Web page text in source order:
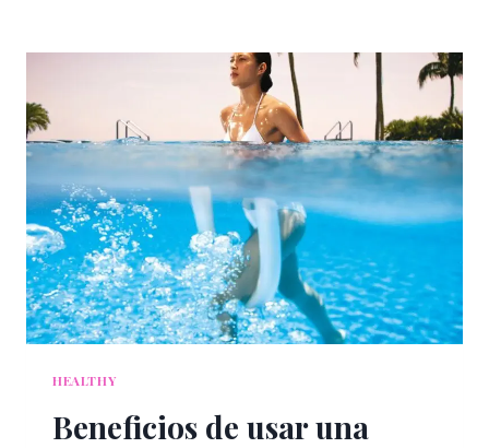
HEALTHY
Beneficios de usar una